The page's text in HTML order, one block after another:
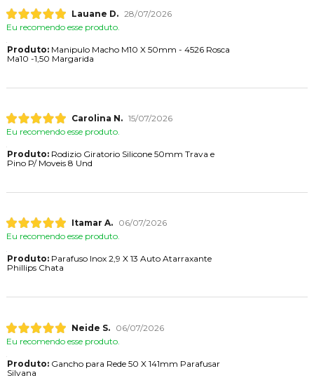
Lauane D. 28/07/2026
Eu recomendo esse produto.
Produto:Manipulo Macho M10 X 50mm - 4526 Rosca
Ma10 -1,50 Margarida
Carolina N. 15/07/2026
Eu recomendo esse produto.
Produto:Rodizio Giratorio Silicone 50mm Trava e
Pino P/ Moveis 8 Und
Itamar A.
06/07/2026
Eu recomendo esse produto.
Produto:Parafuso Inox 2,9 X 13 Auto Atarraxante
Phillips Chata
Neide S.
06/07/2026
Eu recomendo esse produto.
Produto:Gancho para Rede 50 X 141mm Parafusar
Silvana